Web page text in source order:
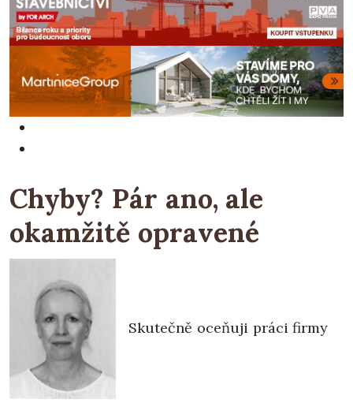
Chyby? Pár ano, ale
okamžitě opravené
Skutečně oceňuji práci firmy